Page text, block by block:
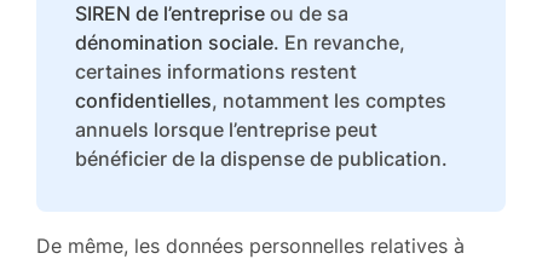
SIREN de l’entreprise ou de sa
dénomination sociale. En revanche,
certaines informations restent
confidentielles, notamment les comptes
annuels lorsque l’entreprise peut
bénéficier de la dispense de publication.
De même, les données personnelles relatives à